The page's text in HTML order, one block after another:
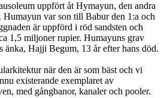
uppfört åt Hymayun, den andra
Humayun var son till Babur den 1:a och
är uppförd i röd sandsten och
1,5 miljoner rupier. Humayuns grav
änka, Hajji Begum, 13 år efter hans död.
när den är som bäst och vi
existerande exemplaret av
med gångbanor, kanaler och pooler.